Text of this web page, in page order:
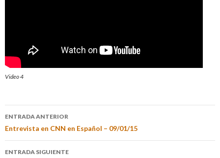
Video 4
ENTRADA ANTERIOR
Entrevista en CNN en Español – 09/01/15
ENTRADA SIGUIENTE